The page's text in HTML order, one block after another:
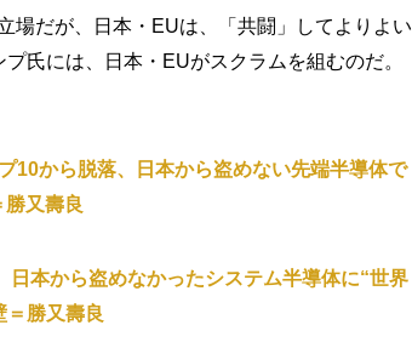
場だが、日本・EUは、「共闘」してよりよい
氏には、日本・EUがスクラムを組むのだ。
10から脱落、日本から盗めない先端半導体で
又壽良
本から盗めなかったシステム半導体に“世界
＝勝又壽良